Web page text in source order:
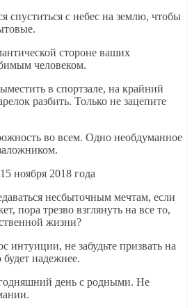
спуститься с небес на землю, чтобы
стороне ваших
человеком.
в спортзале, на крайний
разбить. Только не зацепите
во всем. Одно необдуманное
несбыточным мечтам, если
пора трезво взглянуть на все то,
жизни?
интуиции, не забудьте призвать на
надежнее.
день с родными. Не